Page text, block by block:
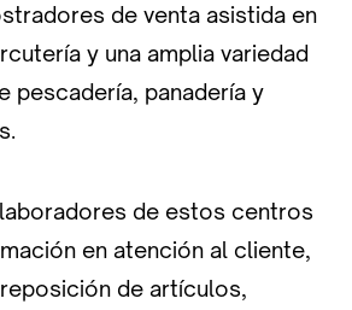
de venta asistida en
y una amplia variedad
pescadería, panadería y
de estos centros
en atención al cliente,
de artículos,